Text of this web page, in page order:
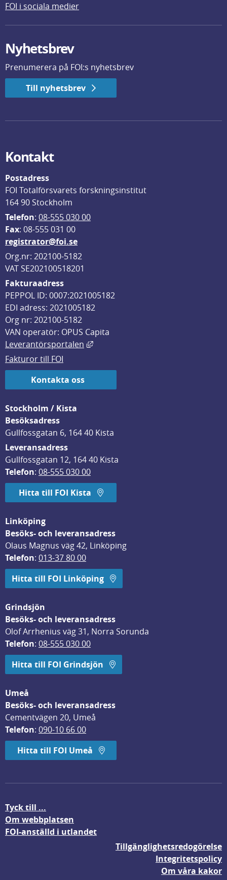
FOI i sociala medier
Nyhetsbrev
Prenumerera på FOI:s nyhetsbrev
Till nyhetsbrev
Kontakt
Postadress
FOI Totalförsvarets forskningsinstitut
164 90 Stockholm
Telefon: 08-555 030 00
Fax: 08-555 031 00
registrator@foi.se
Org.nr: 202100-5182
VAT SE202100518201
Fakturaadress
PEPPOL ID: 0007:2021005182
EDI adress: 2021005182
Org nr: 202100-5182
VAN operatör: OPUS Capita
Leverantörsportalen
Länk till annan webbplats, öppnas
Fakturor till FOI
Kontakta oss
Stockholm / Kista
Besöksadress
Gullfossgatan 6, 164 40 Kista
Leveransadress
Gullfossgatan 12, 164 40 Kista
Telefon: 08-555 030 00
Hitta till FOI Kista
Linköping
Besöks- och leveransadress
Olaus Magnus väg 42, Linköping
Telefon: 013-37 80 00
Hitta till FOI Linköping
Grindsjön
Besöks- och leveransadress
Olof Arrhenius väg 31, Norra Sorunda
Telefon: 08-555 030 00
Hitta till FOI Grindsjön
Umeå
Besöks- och leveransadress
Cementvägen 20, Umeå
Telefon: 090-10 66 00
Hitta till FOI Umeå
Tyck till ...
Om webbplatsen
FOI-anställd i utlandet
Tillgänglighetsredogörelse
Integritetspolicy
Om våra kakor